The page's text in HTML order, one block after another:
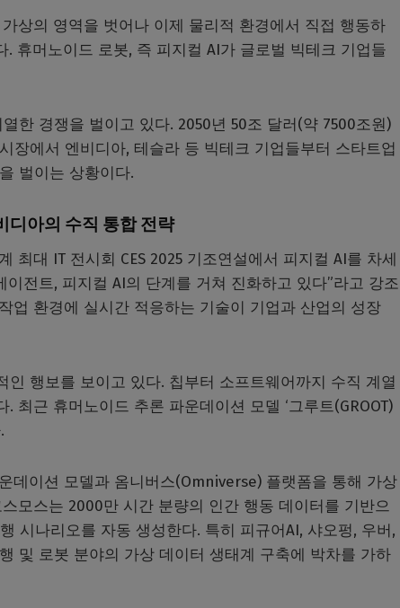
상의 영역을 벗어나 이제 물리적 환경에서 직접 행동하
. 휴머노이드 로봇, 즉 피지컬 AI가 글로벌 빅테크 기업들
한 경쟁을 벌이고 있다. 2050년 50조 달러(약 7500조원)
장에서 엔비디아, 테슬라 등 빅테크 기업들부터 스타트업
벌이는 상황이다.
디아의 수직 통합 전략
최대 IT 전시회 CES 2025 기조연설에서 피지컬 AI를 차세
전트, 피지컬 AI의 단계를 거쳐 진화하고 있다”라고 강조
업 환경에 실시간 적응하는 기술이 기업과 산업의 성장
행보를 보이고 있다. 칩부터 소프트웨어까지 수직 계열
최근 휴머노이드 추론 파운데이션 모델 ‘그루트(GROOT)
데이션 모델과 옴니버스(Omniverse) 플랫폼을 통해 가상
모스는 2000만 시간 분량의 인간 행동 데이터를 기반으
시나리오를 자동 생성한다. 특히 피규어AI, 샤오펑, 우버,
및 로봇 분야의 가상 데이터 생태계 구축에 박차를 가하